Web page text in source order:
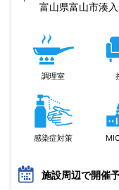
富山県富山市湊
調理室
感染症対策
施設周辺で開催